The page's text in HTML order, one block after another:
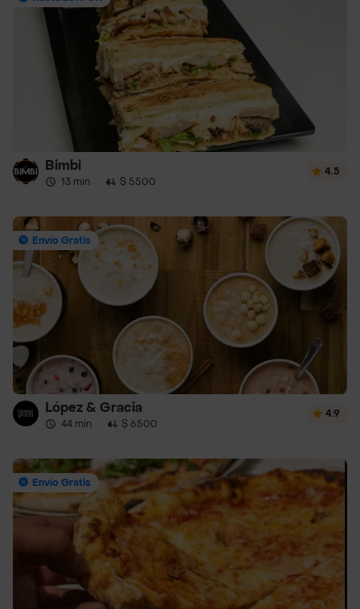
Bimbi
13 min · $ 5500
4.5
Envío Gratis
López & Gracia
44 min · $ 6500
4.9
Envío Gratis